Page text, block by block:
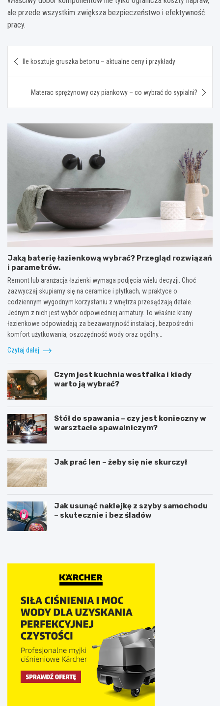
ale przede wszystkim zwiększa bezpieczeństwo i efektywność
pracy.
wpisu
Ile kosztuje gruszka betonu – aktualne ceny i przykłady
Materac sprężynowy czy piankowy – co wybrać do sypialni?
Jaką baterię łazienkową wybrać? Przegląd rozwiązań
i parametrów.
Remont lub aranżacja łazienki wymaga podjęcia wielu decyzji. Choć
zazwyczaj skupiamy się na ceramice i płytkach, w praktyce o
codziennym wygodnym korzystaniu z wnętrza przesądzają detale.
Jednym z nich jest wybór odpowiedniej armatury. To właśnie krany
łazienkowe odpowiadają za bezawaryjność instalacji, bezpośredni
komfort użytkowania, oszczędność wody oraz ogólny…
Czytaj dalej
Czym jest kuchnia westfalka i kiedy
warto ją wybrać?
Stół do spawania – czy jest konieczny w
warsztacie spawalniczym?
Jak prać len – żeby się nie skurczył
Jak usunąć naklejkę z szyby samochodu
– skutecznie i bez śladów